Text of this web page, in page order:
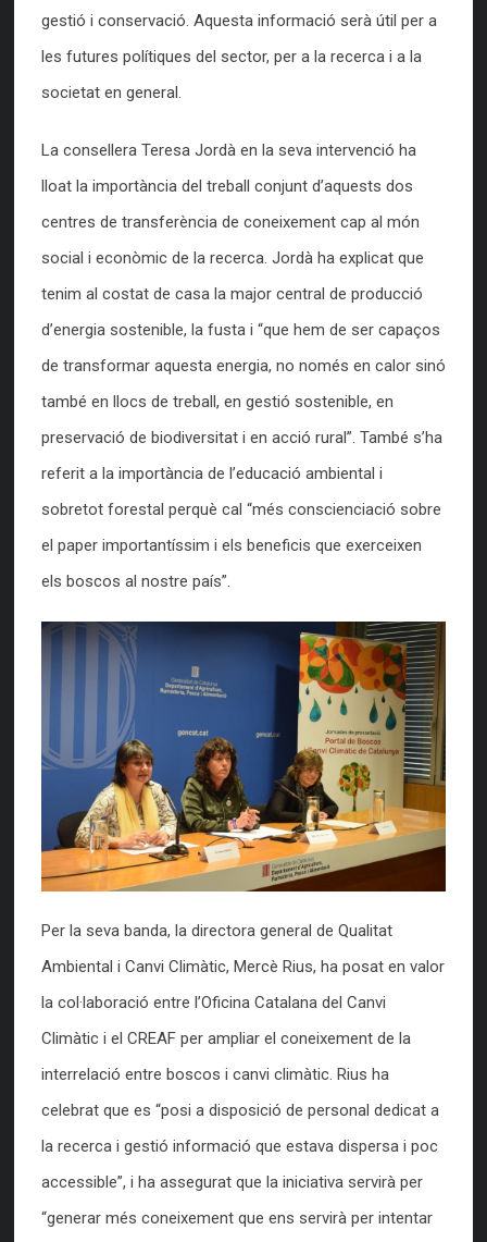
gestió i conservació. Aquesta informació serà útil per a
les futures polítiques del sector, per a la recerca i a la
societat en general.
La consellera Teresa Jordà en la seva intervenció ha
lloat la importància del treball conjunt d’aquests dos
centres de transferència de coneixement cap al món
social i econòmic de la recerca. Jordà ha explicat que
tenim al costat de casa la major central de producció
d’energia sostenible, la fusta i “que hem de ser capaços
de transformar aquesta energia, no només en calor sinó
també en llocs de treball, en gestió sostenible, en
preservació de biodiversitat i en acció rural”. També s’ha
referit a la importància de l’educació ambiental i
sobretot forestal perquè cal “més conscienciació sobre
el paper importantíssim i els beneficis que exerceixen
els boscos al nostre país”.
Per la seva banda, la directora general de Qualitat
Ambiental i Canvi Climàtic, Mercè Rius, ha posat en valor
la col·laboració entre l’Oficina Catalana del Canvi
Climàtic i el CREAF per ampliar el coneixement de la
interrelació entre boscos i canvi climàtic. Rius ha
celebrat que es “posi a disposició de personal dedicat a
la recerca i gestió informació que estava dispersa i poc
accessible”, i ha assegurat que la iniciativa servirà per
“generar més coneixement que ens servirà per intentar